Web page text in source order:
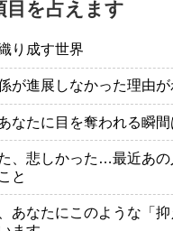
目を占えます
り成す世界
が進展しなかった理由
なたに目を奪われる瞬
、悲しかった…最近あの
と
あなたにこのような「抑